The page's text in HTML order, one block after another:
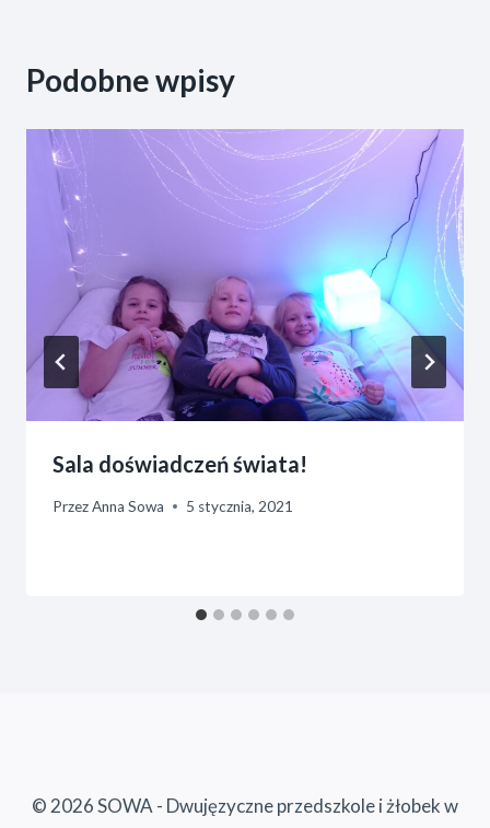
Podobne wpisy
Sala doświadczeń świata!
PrzezAnna Sowa 5 stycznia, 2021
© 2026 SOWA - Dwujęzyczne przedszkole i żłobek w